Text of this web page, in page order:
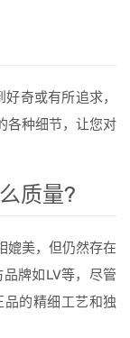
奇或有所追求，
各种细节，让您对
质量?
媲美，但仍然存在
牌如LV等，尽管
的精细工艺和独